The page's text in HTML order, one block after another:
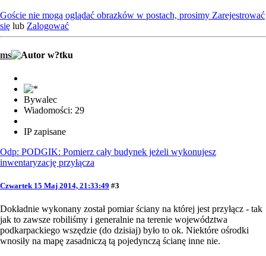
Goście nie mogą oglądać obrazków w postach, prosimy Zarejestrować
się lub Zalogować
ms
Bywalec
Wiadomości: 29
IP zapisane
Odp: PODGIK: Pomierz cały budynek jeżeli wykonujesz
inwentaryzację przyłącza
Czwartek 15 Maj 2014, 21:33:49 #3
Dokładnie wykonany został pomiar ściany na której jest przyłącz - tak
jak to zawsze robiliśmy i generalnie na terenie województwa
podkarpackiego wszędzie (do dzisiaj) było to ok. Niektóre ośrodki
wnosiły na mapę zasadniczą tą pojedynczą ścianę inne nie.